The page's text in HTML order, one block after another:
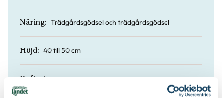
Näring: Trädgårdsgödsel och trädgårdsgödsel
Höjd: 40 till 50 cm
Doft: Ja